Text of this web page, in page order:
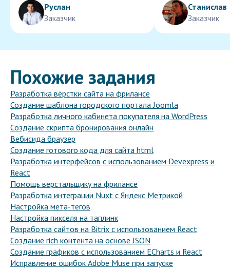
Руслан
Заказчик
Станислав
Заказчик
Похожие задания
Разработка вёрстки сайта на фрилансе
Создание шаблона городского портала Joomla
Разработка личного кабинета покупателя на WordPress
Создание скрипта бронирования онлайн
Вебисида браузер
Создание готового кода для сайта html
Разработка интерфейсов с использованием Devexpress и
React
Помощь верстальщику на фрилансе
Разработка интеграции Nuxt с Яндекс Метрикой
Настройка мета-тегов
Настройка пикселя на таплинк
Разработка сайтов на Bitrix с использованием React
Создание rich контента на основе JSON
Создание графиков с использованием ECharts и React
Исправление ошибок Adobe Muse при запуске